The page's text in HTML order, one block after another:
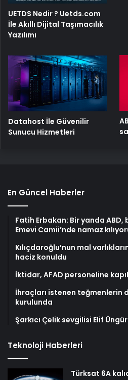
UETDS Nedir ? Uetds.com
İle Akıllı Dijital Taşımacılık
Yazılımı
Datahost İle Güvenilir
Sunucu Hizmetleri
En Güncel Haberler
Fatih Erbakan: Bir yanda ABD,
Emevi Camii’nde namaz
Kılıçdaroğlu’nun mal
haciz konuldu
İktidar, AFAD personeline
İhraçları istenen teğmenlerin
kurulunda
Şarkıcı Çelik sevgilisi Elif
Teknoloji Haberleri
Türksat 6A